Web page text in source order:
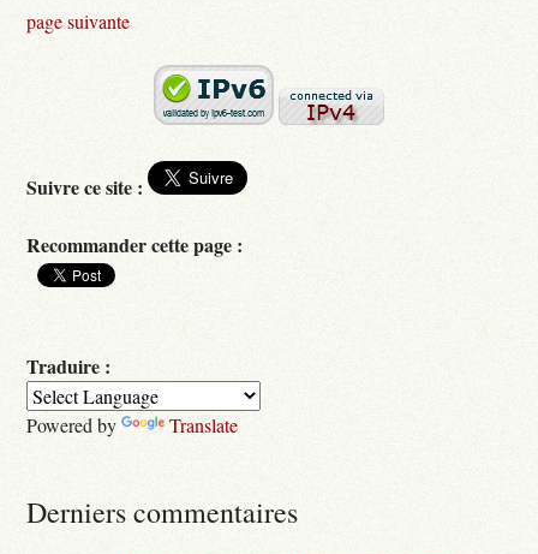
page suivante
Suivre ce site :
Recommander cette page :
Traduire :
Powered by Translate
Derniers commentaires